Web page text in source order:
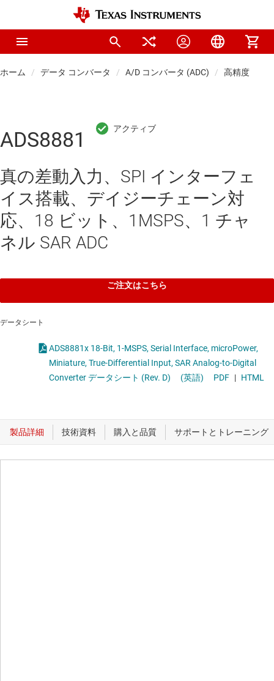
ホーム データ コンバータ A/D コンバータ (ADC) 高精度 ADC
ADS8881
真の差動入力、SPI インターフェ
イス搭載、デイジーチェーン対
応、18 ビット、1MSPS、1 チャ
ネル SAR ADC
ご注文はこちら
データシート
ADS8881x 18-Bit, 1-MSPS, Serial Interface, microPower,
Miniature, True-Differential Input, SAR Analog-to-Digital
Converter データシート (Rev. D)
(英語) PDF | HTML